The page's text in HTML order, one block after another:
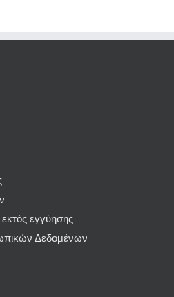
εγγύησης
Δεδομένων